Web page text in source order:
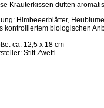
Kräuterkissen duften
Himbeeerblätter,
kontrolliertem biologischen
ca. 12,5 x 18 cm
Stift Zwettl